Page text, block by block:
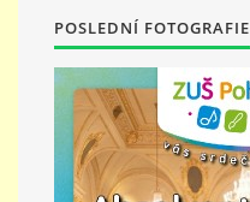
DOTACE
GDPR
POSLEDNÍ FOTOGRAFIE